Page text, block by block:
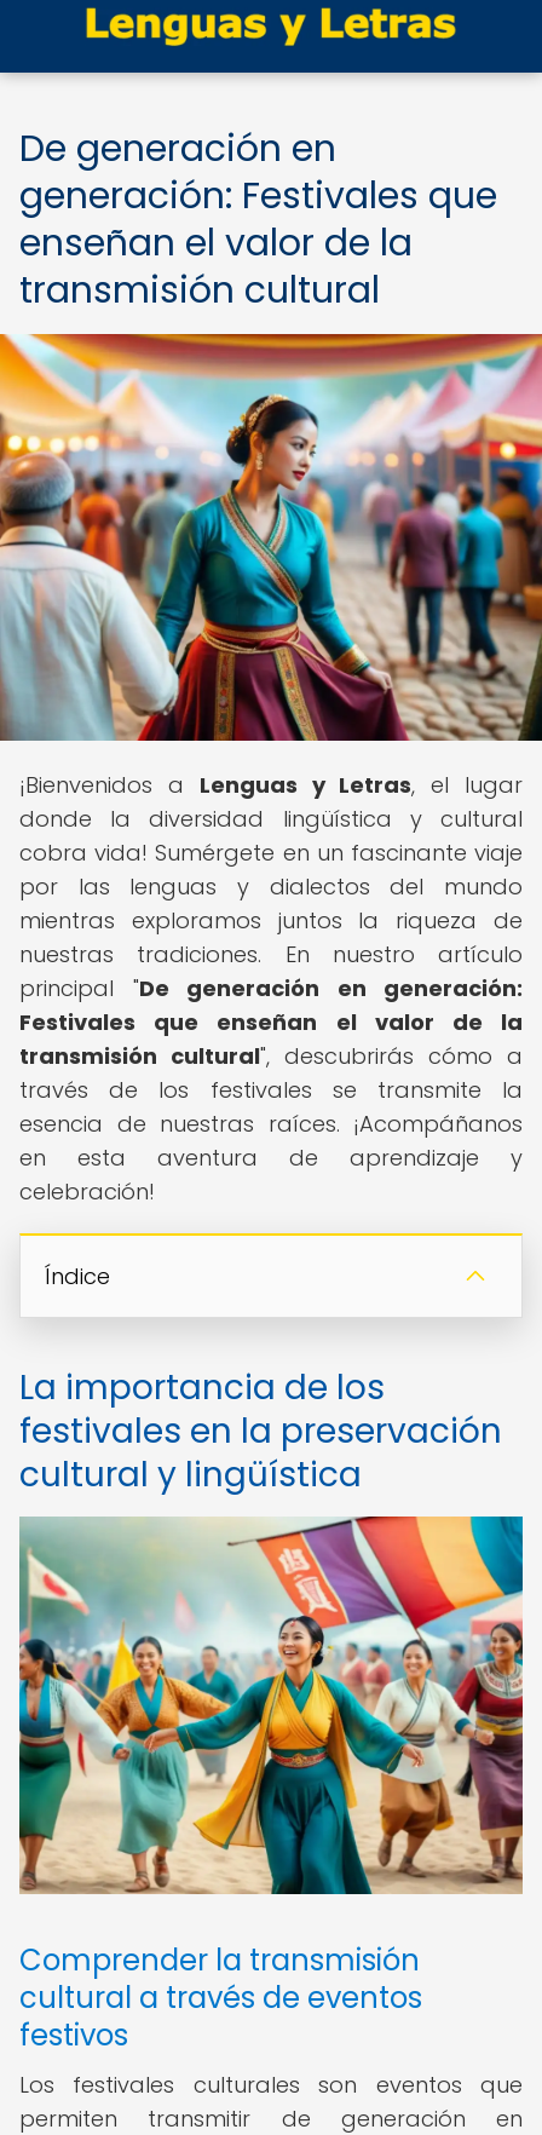
De generación en
generación: Festivales que
enseñan el valor de la
transmisión cultural
¡Bienvenidos a Lenguas y Letras, el lugar
donde la diversidad lingüística y cultural
cobra vida! Sumérgete en un fascinante viaje
por las lenguas y dialectos del mundo
mientras exploramos juntos la riqueza de
nuestras tradiciones. En nuestro artículo
principal "De generación en generación:
Festivales que enseñan el valor de la
transmisión cultural", descubrirás cómo a
través de los festivales se transmite la
esencia de nuestras raíces. ¡Acompáñanos
en esta aventura de aprendizaje y
celebración!
Índice
La importancia de los
festivales en la preservación
cultural y lingüística
Comprender la transmisión
cultural a través de eventos
festivos
Los festivales culturales son eventos que
permiten transmitir de generación en